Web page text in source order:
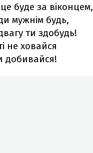
буде за віконцем,
мужнім будь,
ти здобудь!
не ховайся
добивайся!